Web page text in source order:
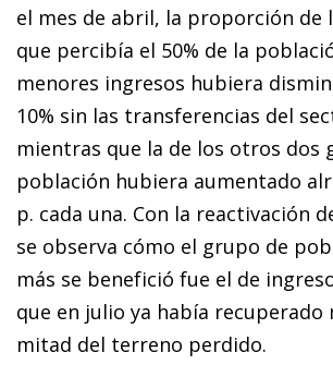
el mes de abril, la proporción de
que percibía el 50% de la
menores ingresos hubiera
10% sin las transferencias del
mientras que la de los otros dos
población hubiera aumentado
p. cada una. Con la reactivación
se observa cómo el grupo de
más se benefició fue el de
que en julio ya había recuperado
mitad del terreno perdido.